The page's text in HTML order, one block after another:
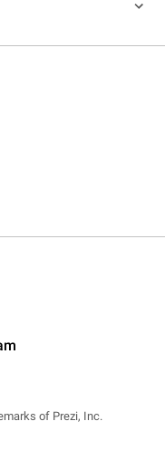
of Prezi, Inc.